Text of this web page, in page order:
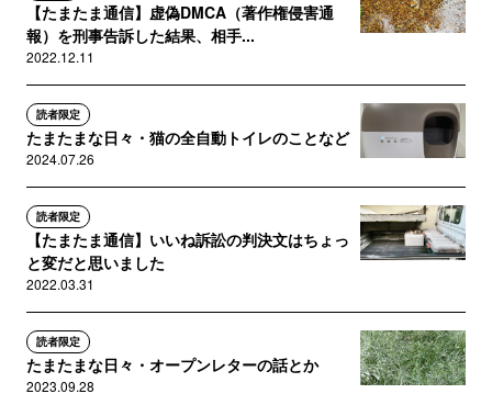
【たまたま通信】虚偽DMCA（著作権侵害通
報）を刑事告訴した結果、相手...
2022.12.11
読者限定
たまたまな日々・猫の全自動トイレのことなど
2024.07.26
読者限定
【たまたま通信】いいね訴訟の判決文はちょっ
と変だと思いました
2022.03.31
読者限定
たまたまな日々・オープンレターの話とか
2023.09.28